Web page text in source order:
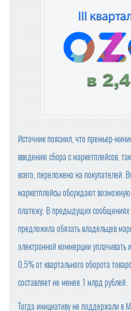
ВСЕМИРНАЯ
ИДЕЯ
А ВЛАСТЯМИ
OZON
ЛИ В СЕНТЯБРЕ
ЯХ ПРОВЕРИТ ФАС
ОДАВЦОВ БУДЕТ
КОМПАНИЯ
НОВЫЙ
МИНПРОМТОРГ
РЕЧЕНЬ
Источник пояснил, что премьер-
введению сбора с маркетплейсов,
всего, переложено на покупателей.
маркетплейсы обсуждают
платежу. В предыдущих
предложила обязать владельцев
электронной коммерции уплачивать
0,5% от квартального оборота
составляет не менее 1 млрд рублей.
Тогда инициативу не поддержали в